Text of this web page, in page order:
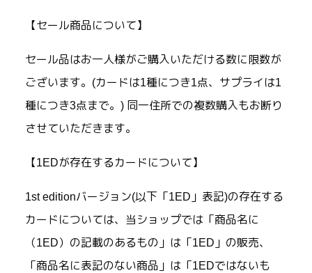
【セール商品について】
セール品はお一人様がご購入いただける数に限数が
ございます。(カードは1種につき1点、サプライは1
種につき3点まで。) 同一住所での複数購入もお断り
させていただきます。
【1EDが存在するカードについて】
1st editionバージョン(以下「1ED」表記)の存在する
カードについては、当ショップでは「商品名に
（1ED）の記載のあるもの」は「1ED」の販売、
「商品名に表記のない商品」は「1EDではないも